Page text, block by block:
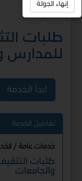
استمع
طلبات
للمدارس
ابدأ الخدمة
تفاصيل الخدمة
خدمات عامة /
طلبات
والجامعات
إنهاء الجولة